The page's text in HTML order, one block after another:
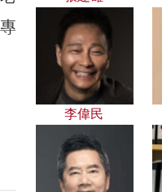
李偉民